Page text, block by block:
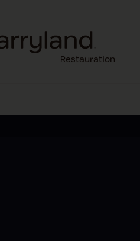
Restauration